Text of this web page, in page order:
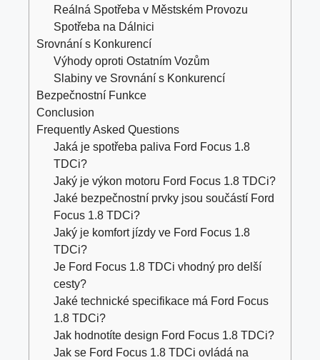
Reálná Spotřeba v Městském Provozu
Spotřeba na Dálnici
Srovnání s Konkurencí
Výhody oproti Ostatním Vozům
Slabiny ve Srovnání s Konkurencí
Bezpečnostní Funkce
Conclusion
Frequently Asked Questions
Jaká je spotřeba paliva Ford Focus 1.8
TDCi?
Jaký je výkon motoru Ford Focus 1.8 TDCi?
Jaké bezpečnostní prvky jsou součástí Ford
Focus 1.8 TDCi?
Jaký je komfort jízdy ve Ford Focus 1.8
TDCi?
Je Ford Focus 1.8 TDCi vhodný pro delší
cesty?
Jaké technické specifikace má Ford Focus
1.8 TDCi?
Jak hodnotíte design Ford Focus 1.8 TDCi?
Jak se Ford Focus 1.8 TDCi ovládá na